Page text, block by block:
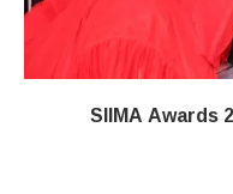
SIIMA Awards